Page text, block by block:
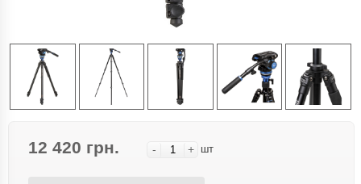
12 420 грн. - + шт